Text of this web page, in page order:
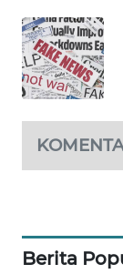
Berita
PORTAL
KONSUMEN
FORWAMKI
ALPERKLINAS
NEWS